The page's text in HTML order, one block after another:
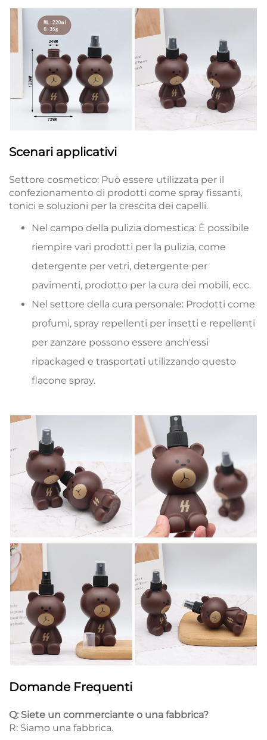
Scenari applicativi
Settore cosmetico: Può essere utilizzata per il
confezionamento di prodotti come spray fissanti,
tonici e soluzioni per la crescita dei capelli.
Nel campo della pulizia domestica: È possibile
riempire vari prodotti per la pulizia, come
detergente per vetri, detergente per
pavimenti, prodotto per la cura dei mobili, ecc.
Nel settore della cura personale: Prodotti come
profumi, spray repellenti per insetti e repellenti
per zanzare possono essere anch'essi
ripackaged e trasportati utilizzando questo
flacone spray.
Domande Frequenti
Q: Siete un commerciante o una fabbrica?
R: Siamo una fabbrica.